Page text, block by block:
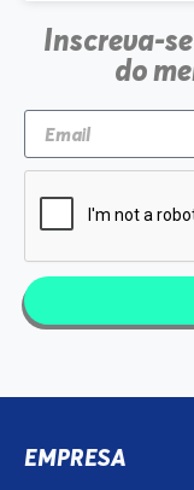
Inscreva-
do
EMPRESA